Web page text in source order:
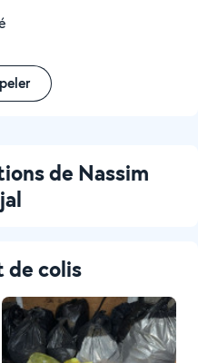
de Nassim
de colis